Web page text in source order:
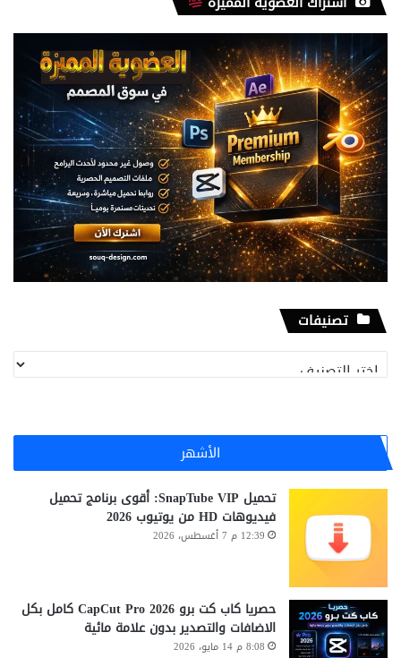
تصنيفات
تصنيفات
الأشهر
تحميل SnapTube VIP: أقوى برنامج تحميل
فيديوهات HD من يوتيوب 2026
12:39 م 7 أغسطس، 2026
حصريا كاب كت برو CapCut Pro 2026 كامل بكل
الاضافات والتصدير بدون علامة مائية
8:08 م 14 مايو، 2026